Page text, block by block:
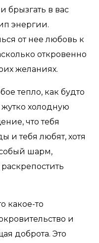
брызгать в вас
энергии.
от нее любовь к
откровенно
желаниях.
тепло, как будто
холодную
что тебя
и тебя любят, хотя
шарм,
какое-то
и
доброта. Это